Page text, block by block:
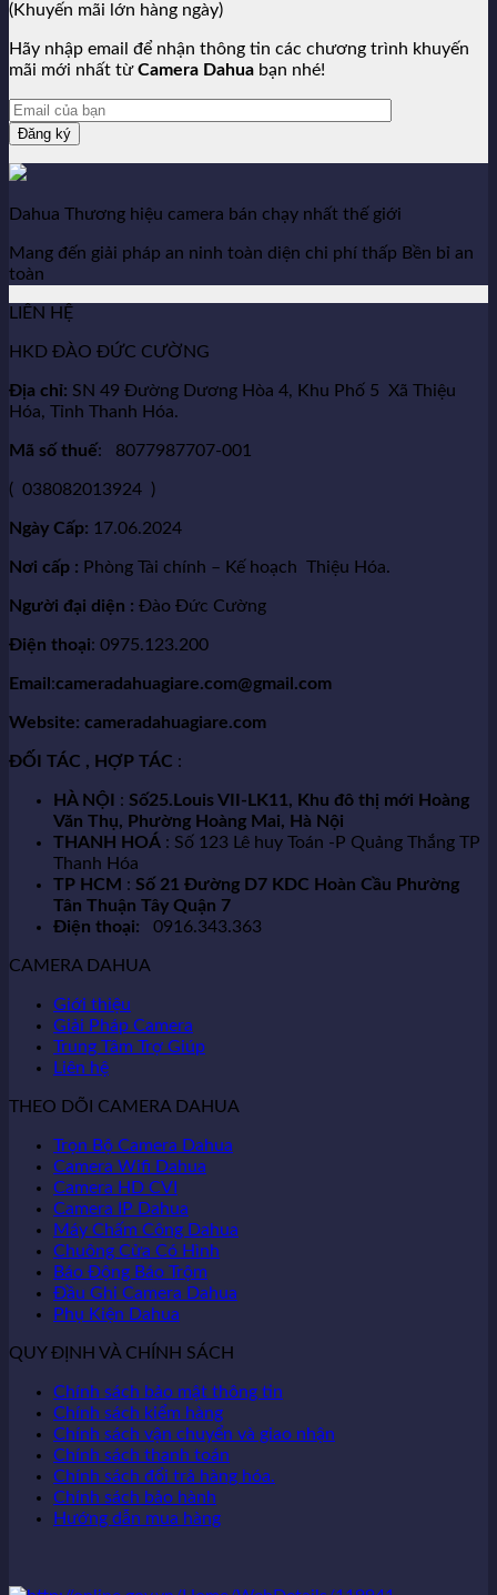
(Khuyến mãi lớn hàng ngày)
Hãy nhập email để nhận thông tin các chương trình khuyến
mãi mới nhất từCamera Dahua bạn nhé!
Dahua Thương hiệu camera bán chạy nhất thế giới
Mang đến giải pháp an ninh toàn diện chi phí thấp Bền bỉ an
toàn
LIÊN HỆ
HKD ĐÀO ĐỨC CƯỜNG
Địa chỉ: SN 49 Đường Dương Hòa 4, Khu Phố 5 Xã Thiệu
Hóa, Tỉnh Thanh Hóa.
Mã số thuế: 8077987707-001
( 038082013924 )
Ngày Cấp: 17.06.2024
Nơi cấp : Phòng Tài chính – Kế hoạch Thiệu Hóa.
Người đại diện : Đào Đức Cường
Điện thoại: 0975.123.200
Email :cameradahuagiare.com@gmail.com
Website: cameradahuagiare.com
ĐỐI TÁC , HỢP TÁC :
HÀ NỘI : Số25.Louis VII-LK11, Khu đô thị mới Hoàng
Văn Thụ, Phường Hoàng Mai, Hà Nội
THANH HOÁ : Số 123 Lê huy Toán -P Quảng Thắng TP
Thanh Hóa
TP HCM : Số 21 Đường D7 KDC Hoàn Cầu Phường
Tân Thuận Tây Quận 7
Điện thoại: 0916.343.363
CAMERA DAHUA
Giới thiệu
Giải Pháp Camera
Trung Tâm Trợ Giúp
Liên hệ
THEO DÕI CAMERA DAHUA
Trọn Bộ Camera Dahua
Camera Wifi Dahua
Camera HD CVI
Camera IP Dahua
Máy Chấm Công Dahua
Chuông Cửa Có Hình
Báo Động Báo Trộm
Đầu Ghi Camera Dahua
Phụ Kiện Dahua
QUY ĐỊNH VÀ CHÍNH SÁCH
Chính sách bảo mật thông tin
Chính sách kiểm hàng
Chính sách vận chuyển và giao nhận
Chính sách thanh toán
Chính sách đổi trả hàng hóa.
Chính sách bảo hành
Hướng dẫn mua hàng